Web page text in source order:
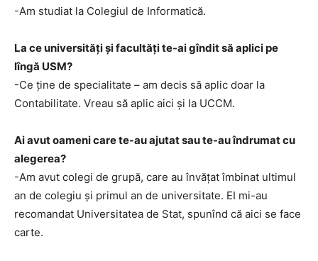
-Am studiat la Colegiul de Informatică.
La ce universități și facultăți te-ai gîndit să aplici pe
lîngă USM?
-Ce ține de specialitate – am decis să aplic doar la
Contabilitate. Vreau să aplic aici și la UCCM.
Ai avut oameni care te-au ajutat sau te-au îndrumat cu
alegerea?
-Am avut colegi de grupă, care au învățat îmbinat ultimul
an de colegiu și primul an de universitate. EI mi-au
recomandat Universitatea de Stat, spunînd că aici se face
carte.